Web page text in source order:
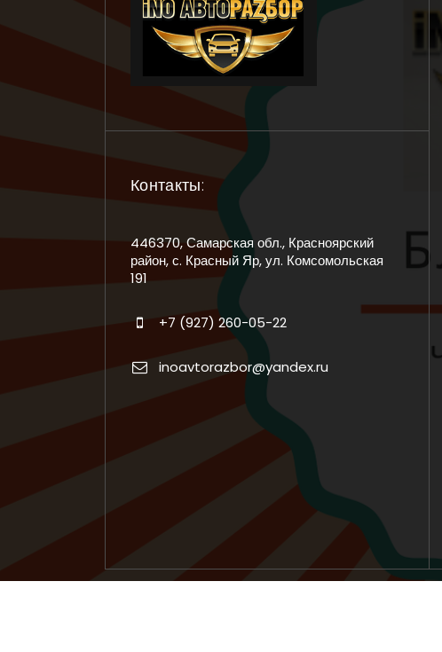
Контакты:
446370, Самарская обл., Красноярский
район, с. Красный Яр, ул. Комсомольская
191
+7 (927) 260-05-22
inoavtorazbor@yandex.ru